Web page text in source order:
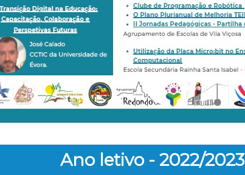
Ano letivo - 2022/2023